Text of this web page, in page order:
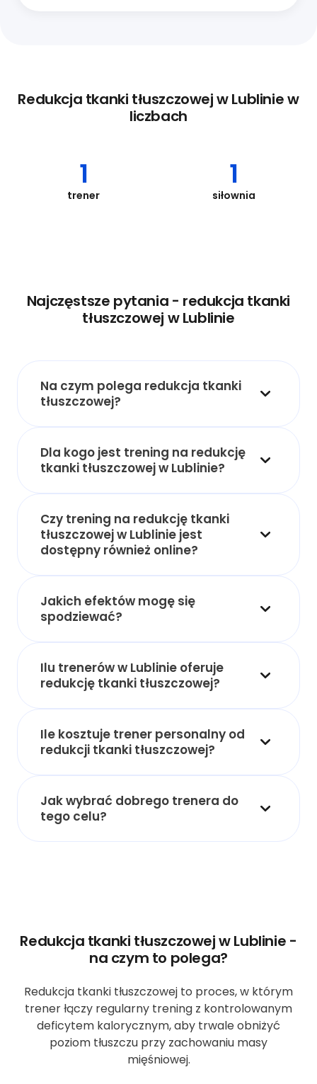
Redukcja tkanki tłuszczowej w Lublinie w
liczbach
1
trener
1
siłownia
Najczęstsze pytania - redukcja tkanki
tłuszczowej w Lublinie
Na czym polega redukcja tkanki
tłuszczowej?
Dla kogo jest trening na redukcję
tkanki tłuszczowej w Lublinie?
Czy trening na redukcję tkanki
tłuszczowej w Lublinie jest
dostępny również online?
Jakich efektów mogę się
spodziewać?
Ilu trenerów w Lublinie oferuje
redukcję tkanki tłuszczowej?
Ile kosztuje trener personalny od
redukcji tkanki tłuszczowej?
Jak wybrać dobrego trenera do
tego celu?
Redukcja tkanki tłuszczowej w Lublinie -
na czym to polega?
Redukcja tkanki tłuszczowej to proces, w którym
trener łączy regularny trening z kontrolowanym
deficytem kalorycznym, aby trwale obniżyć
poziom tłuszczu przy zachowaniu masy
mięśniowej.